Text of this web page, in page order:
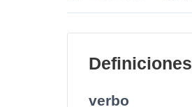
Definiciones
verbo